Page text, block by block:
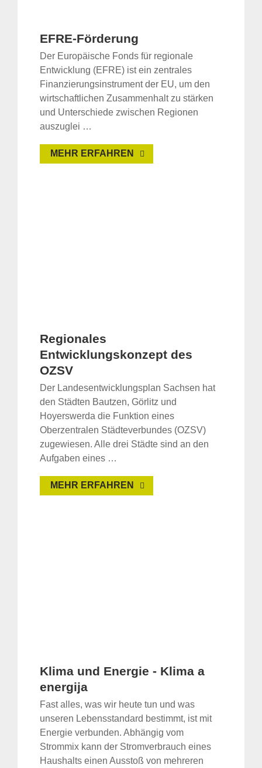
EFRE-Förderung
Der Europäische Fonds für regionale
Entwicklung (EFRE) ist ein zentrales
Finanzierungsinstrument der EU, um den
wirtschaftlichen Zusammenhalt zu stärken
und Unterschiede zwischen Regionen
auszuglei …
MEHR ERFAHREN
Regionales
Entwicklungskonzept des
OZSV
Der Landesentwicklungsplan Sachsen hat
den Städten Bautzen, Görlitz und
Hoyerswerda die Funktion eines
Oberzentralen Städteverbundes (OZSV)
zugewiesen. Alle drei Städte sind an den
Aufgaben eines …
MEHR ERFAHREN
Klima und Energie - Klima a
energija
Fast alles, was wir heute tun und was
unseren Lebensstandard bestimmt, ist mit
Energie verbunden. Abhängig vom
Strommix kann der Stromverbrauch eines
Haushalts einen Ausstoß von mehreren